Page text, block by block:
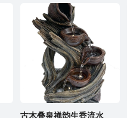
古木叠泉禅韵生香流水